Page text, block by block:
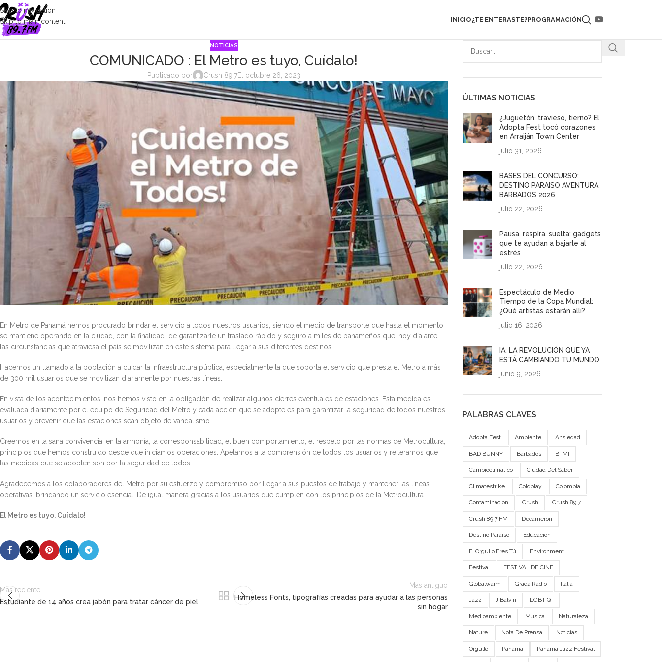
Skip to navigation
Skip to main content
INICIO¿TE ENTERASTE?PROGRAMACIÓN
NOTICIAS
COMUNICADO : El Metro es tuyo, Cuídalo!
Publicado por Crush 89.7El octubre 26, 2023
En Metro de Panamá hemos procurado brindar el servicio a todos nuestros usuarios, siendo el medio de transporte que hasta el momento
se mantiene operando en la ciudad, con la finalidad de garantizarle un traslado rápido y seguro a miles de panameños que, hoy día ante
las circunstancias que atraviesa el país se movilizan en este sistema para llegar a sus diferentes destinos.
Hacemos un llamado a la población a cuidar la infraestructura pública, especialmente la que soporta el servicio que presta el Metro a más
de 300 mil usuarios que se movilizan diariamente por nuestras líneas.
En vista de los acontecimientos, nos hemos visto en la obligación de realizar algunos cierres eventuales de estaciones. Esta medida es
evaluada diariamente por el equipo de Seguridad del Metro y cada acción que se adopte es para garantizar la seguridad de todos nuestros
usuarios y prevenir que las estaciones sean objeto de vandalismo.
Creemos en la sana convivencia, en la armonía, la corresponsabilidad, el buen comportamiento, el respeto por las normas de Metrocultura,
principios que hemos construido desde que iniciamos operaciones. Apelamos a la comprensión de todos los usuarios y reiteramos que
las medidas que se adopten son por la seguridad de todos.
Agradecemos a los colaboradores del Metro por su esfuerzo y compromiso por llegar a sus puestos de trabajo y mantener las líneas
operativas, brindando un servicio esencial. De igual manera gracias a los usuarios que cumplen con los principios de la Metrocultura.
El Metro es tuyo. Cuídalo!
Mas reciente
Estudiante de 14 años crea jabón para tratar cáncer de piel
Mas antiguo
Homeless Fonts, tipografías creadas para ayudar a las personas
sin hogar
ÚLTIMAS NOTICIAS
¿Juguetón, travieso, tierno? El
Adopta Fest tocó corazones
en Arraiján Town Center
julio 31, 2026
BASES DEL CONCURSO:
DESTINO PARAISO AVENTURA
BARBADOS 2026
julio 22, 2026
Pausa, respira, suelta: gadgets
que te ayudan a bajarle al
estrés
julio 22, 2026
Espectáculo de Medio
Tiempo de la Copa Mundial:
¿Qué artistas estarán allí?
julio 16, 2026
IA: LA REVOLUCIÓN QUE YA
ESTÁ CAMBIANDO TU MUNDO
junio 9, 2026
PALABRAS CLAVES
Adopta Fest Ambiente Ansiedad
BAD BUNNY Barbados BTMI
Cambioclimatico Ciudad Del Saber
Climatestrike Coldplay Colombia
Contaminacion Crush Crush 89.7
Crush 89.7 FM Decameron
Destino Paraíso Educación
El Orgullo Eres Tú Environment
Festival FESTIVAL DE CINE
Globalwarm Grada Radio Italia
Jazz J Balvin LGBTIQ+
Medioambiente Musica Naturaleza
Nature Nota De Prensa Noticias
Orgullo Panama Panama Jazz Festival